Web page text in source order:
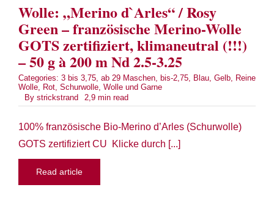
Wolle: „Merino d`Arles“ / Rosy
Green – französische Merino-Wolle
GOTS zertifiziert, klimaneutral (!!!)
– 50 g à 200 m Nd 2.5-3.25
Categories: 3 bis 3,75, ab 29 Maschen, bis-2,75, Blau, Gelb, Reine
Wolle, Rot, Schurwolle, Wolle und Garne
By strickstrand 2,9 min read
100% französische Bio-Merino d’Arles (Schurwolle)
GOTS zertifiziert CU Klicke durch [...]
Read article